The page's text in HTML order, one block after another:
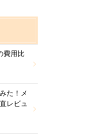
費用比
た！メ
レビュ